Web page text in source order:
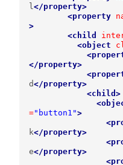
l </property>
<property
>
<child
<object
</property>
d</property>
<child>
="button1">
k</property>
e</property>